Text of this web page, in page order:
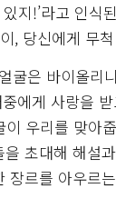
지!’라고 인식
, 당신에게 무
굴은 바이올리
에게 사랑을
이 우리를 맞아
초대해 해설
르를 아우르